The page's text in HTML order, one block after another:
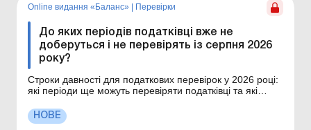
Online видання «Баланс» | Перевірки
До яких періодів податківці вже не
доберуться і не перевірять із серпня 2026
року?
Строки давності для податкових перевірок у 2026 році:
які періоди ще можуть перевіряти податківці та які
право на перевірку За які податкові періоди
підприємству вже можна не очікувати донарахувань
НОВЕ